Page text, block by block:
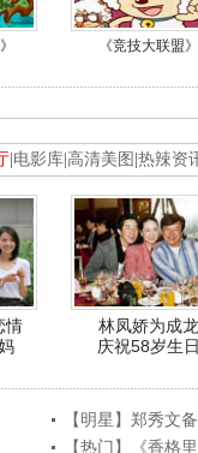
《竞技大联盟》
电影库 高清美图 热辣资
情
林凤娇为成龙
庆祝58岁生
【明星】郑秀文
【热门】《香格